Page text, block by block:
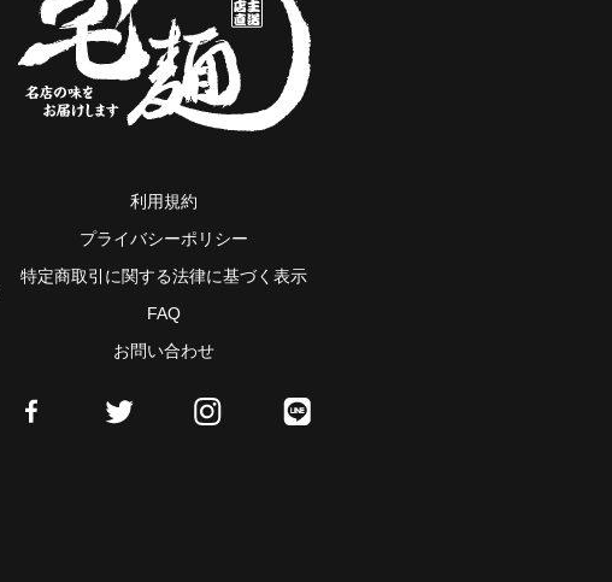
利用規約
プライバシーポリシー
特定商取引に関する法律に基づく表示
FAQ
お問い合わせ